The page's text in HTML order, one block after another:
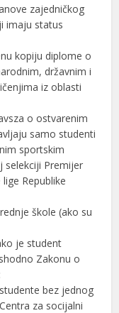
zajedničkog
imaju status
kopiju diplome o
državnim i
iz oblasti
o ostvarenim
samo studenti
sportskim
selekciji Premijer
Republike
škole (ako su
je student
Zakonu o
bez jednog
za socijalni